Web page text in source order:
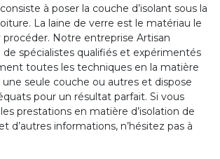
à poser la couche d’isolant sous la
La laine de verre est le matériau le
procéder. Notre entreprise Artisan
spécialistes qualifiés et expérimentés
toutes les techniques en la matière
une seule couche ou autres et dispose
pour un résultat parfait. Si vous
prestations en matière d’isolation de
d’autres informations, n’hésitez pas à